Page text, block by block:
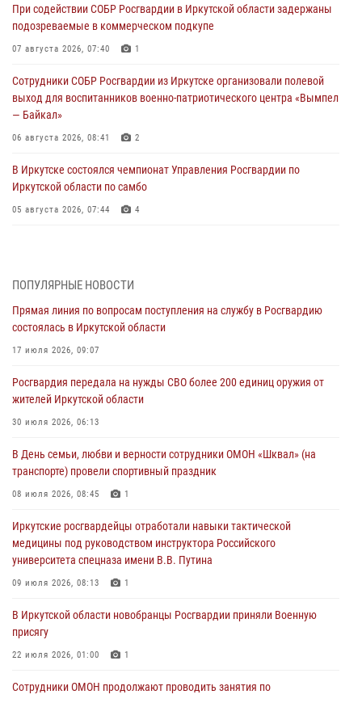
При содействии СОБР Росгвардии в Иркутской области задержаны
подозреваемые в коммерческом подкупе
07 августа 2026, 07:40 1
Сотрудники СОБР Росгвардии из Иркутске организовали полевой
выход для воспитанников военно-патриотического центра «Вымпел
— Байкал»
06 августа 2026, 08:41 2
В Иркутске состоялся чемпионат Управления Росгвардии по
Иркутской области по самбо
05 августа 2026, 07:44 4
04 августа 2026, 07:14 3
Росгвардейцы потушили загоревшийся автомобиль в Иркутске
03 августа 2026, 04:55
Дню Воздушно-десантных войск в Иркутской области
03 августа 2026, 03:32
сердца к сердцу» (видео)
31 июля 2026, 04:37
пропавшую пожилую женщину в Иркутске
30 июля 2026, 07:37
ПОПУЛЯРНЫЕ НОВОСТИ
Прямая линия по вопросам поступления на службу в Росгвардию
состоялась в Иркутской области
17 июля 2026, 09:07
Росгвардия передала на нужды СВО более 200 единиц оружия от
жителей Иркутской области
30 июля 2026, 06:13
В День семьи, любви и верности сотрудники ОМОН «Шквал» (на
транспорте) провели спортивный праздник
08 июля 2026, 08:45 1
Иркутские росгвардейцы отработали навыки тактической
медицины под руководством инструктора Российского
университета спецназа имени В.В. Путина
09 июля 2026, 08:13 1
В Иркутской области новобранцы Росгвардии приняли Военную
присягу
22 июля 2026, 01:00 1
Сотрудники ОМОН продолжают проводить занятия по